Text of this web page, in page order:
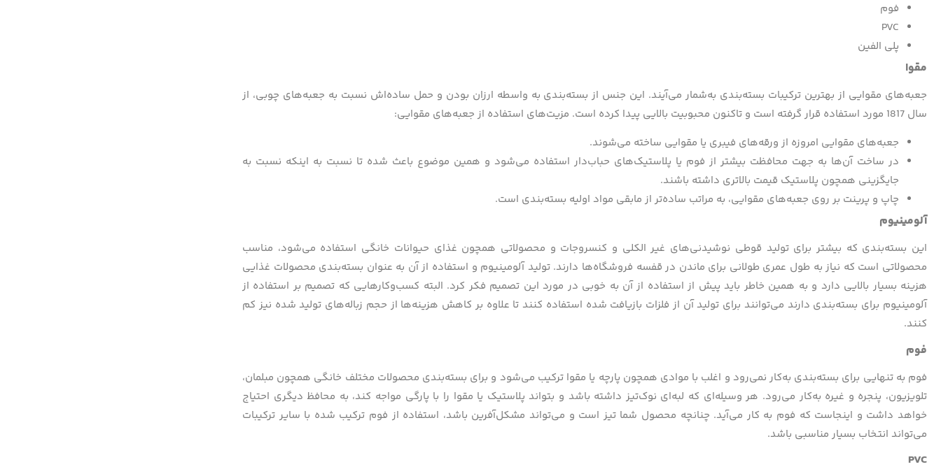
فوم
PVC
پلی الفین
مقوا
جعبه‌های مقوایی از بهترین ترکیبات بسته‌بندی به‌شمار می‌آیند. این جنس از بسته‌بندی به واسطه ارزان بودن و حمل ساده‌اش نسبت به جعبه‌های چوبی، از
سال 1817 مورد استفاده قرار گرفته است و تاکنون محبوبیت بالایی پیدا کرده‌ است. مزیت‌های استفاده از جعبه‌های مقوایی:
جعبه‌های مقوایی امروزه از ورقه‌های فیبری یا مقوایی ساخته می‌شوند.
در ساخت آن‌ها به جهت محافظت بیشتر از فوم یا پلاستیک‌های حباب‌دار استفاده می‌شود و همین موضوع باعث شده تا نسبت به اینکه نسبت به
جایگزینی همچون پلاستیک قیمت بالاتری داشته باشند.
چاپ و پرینت بر روی جعبه‌های مقوایی، به مراتب ساده‌تر از مابقی مواد اولیه بسته‌بندی است.
آلومینیوم
این بسته‌بندی که بیشتر برای تولید قوطی نوشیدنی‌های غیر الکلی و کنسروجات و محصولاتی همچون غذای حیوانات خانگی استفاده می‌شود، مناسب
محصولاتی است که نیاز به طول عمری طولانی برای ماندن در قفسه فروشگاه‌ها دارند. تولید آلومینیوم و استفاده از آن به عنوان بسته‌بندی محصولات غذایی
هزینه بسیار بالایی دارد و به همین خاطر باید پیش از استفاده از آن به خوبی در مورد این تصمیم فکر کرد. البته کسب‌وکارهایی که تصمیم بر استفاده از
آلومینیوم برای بسته‌بندی دارند می‌توانند برای تولید آن از فلزات بازیافت شده استفاده کنند تا علاوه‌ بر کاهش هزینه‌ها از حجم زباله‌های تولید شده نیز کم
کنند.
فوم
فوم به تنهایی برای بسته‌بندی به‌کار نمی‌رود و اغلب با موادی همچون پارچه یا مقوا ترکیب می‌شود و برای بسته‌بندی محصولات مختلف خانگی همچون مبلمان،
تلویزیون، پنجره و غیره به‌کار می‌رود. هر وسیله‌ای که لبه‌ای نوک‌تیز داشته باشد و بتواند پلاستیک یا مقوا را با پارگی مواجه کند، به محافظ دیگری احتیاج
خواهد داشت و اینجاست که فوم به کار می‌آید. چنانچه محصول شما تیز است و می‌تواند مشکل‌آفرین باشد، استفاده از فوم ترکیب شده با سایر ترکیبات
می‌تواند انتخاب بسیار مناسبی باشد.
PVC